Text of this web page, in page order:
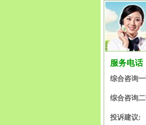
2026年
2025年国
2025年
2025年
2025年清
服务电话
综合咨询
综合咨询
投诉建议: